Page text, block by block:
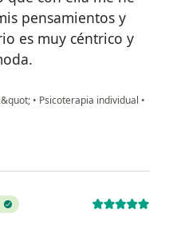
pensamientos y
es muy céntrico y
• Psicoterapia individual •